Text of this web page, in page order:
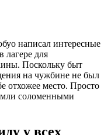
написал интересные
лагере для
Поскольку быт
на чужбине не был
отхожее место. Просто
соломенными
у всех